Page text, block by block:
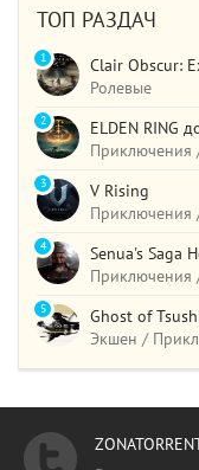
ТОП РАЗДАЧ
Clair Obscur:
Ролевые
1
ELDEN RING
Приключения
2
V Rising
Приключения
3
Senua's Saga
Приключения
4
Ghost of
Экшен /
5